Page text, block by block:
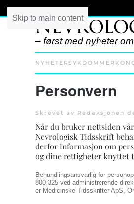
Skip to main content
– først med nyheter
NYHETER SYKDOMMER
Personvern
Skrevet av Redaksjonen
Når du bruker nettsiden
Nevrologisk Tidsskrift
derfor informasjon om
og dine rettigheter knyttet
Behandlingsansvarlig for
800 325 ved administrerende
er Medicinske Tidsskrifter ApS,